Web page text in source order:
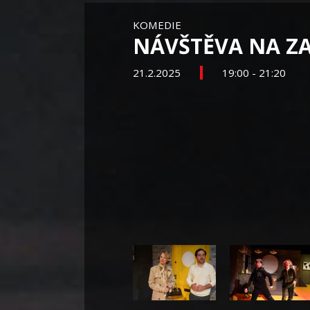
KOMEDIE
NÁVŠTĚVA NA
21.2.2025 19:00 - 21:20